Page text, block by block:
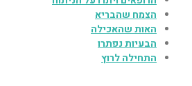
הצמח שהבריא
האות שהאכילה
הבעיות נפתרו
התחילה לרוץ